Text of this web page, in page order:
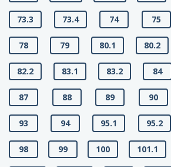
73.3 73.4 74 75
78 79 80.1 80.2
82.2 83.1 83.2 84
87 88 89 90
93 94 95.1 95.2
98 99 100 101.1